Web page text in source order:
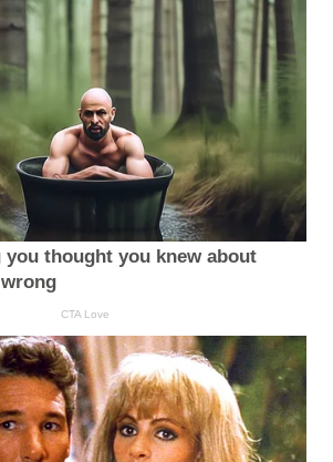
you thought you knew about
CTA Love